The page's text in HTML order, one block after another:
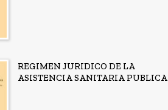
REGIMEN JURIDICO DE LA
ASISTENCIA SANITARIA PUBLICA